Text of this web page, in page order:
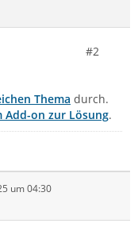
#2
Thema durch.
on zur Lösung.
um 04:30